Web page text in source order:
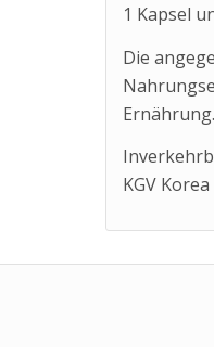
1 Kapsel
Die
KGV